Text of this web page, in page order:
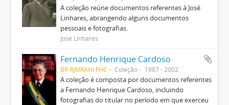
A coleção reúne documentos referentes à José
Linhares, abrangendo alguns documentos
pessoais e fotografias.
José Linhares
Fernando Henrique Cardoso
BR RJMRAHI FHC Coleção 1987 - 2002
A coleção é composta por documentos referentes
a Fernando Henrique Cardoso, incluindo
fotografias do titular no período em que exerceu